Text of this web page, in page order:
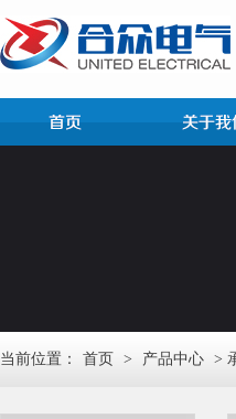
当前位置： 首页 > 产品中心 >